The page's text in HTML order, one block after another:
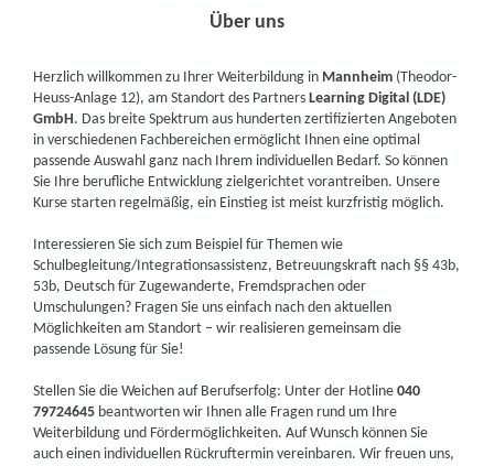
Über uns
Herzlich willkommen zu Ihrer Weiterbildung in Mannheim (Theodor-
Heuss-Anlage 12), am Standort des PartnersLearning Digital (LDE)
GmbH. Das breite Spektrum aus hunderten zertifizierten Angeboten
in verschiedenen Fachbereichen ermöglicht Ihnen eine optimal
passende Auswahl ganz nach Ihrem individuellen Bedarf. So können
Sie Ihre berufliche Entwicklung zielgerichtet vorantreiben. Unsere
Kurse starten regelmäßig, ein Einstieg ist meist kurzfristig möglich.
Interessieren Sie sich zum Beispiel für Themen wie
Schulbegleitung/Integrationsassistenz, Betreuungskraft nach §§ 43b,
53b, Deutsch für Zugewanderte, Fremdsprachen oder
Umschulungen? Fragen Sie uns einfach nach den aktuellen
Möglichkeiten am Standort – wir realisieren gemeinsam die
passende Lösung für Sie!
Stellen Sie die Weichen auf Berufserfolg: Unter der Hotline040
79724645 beantworten wir Ihnen alle Fragen rund um Ihre
Weiterbildung und Fördermöglichkeiten. Auf Wunsch können Sie
auch einen individuellen Rückruftermin vereinbaren. Wir freuen uns,